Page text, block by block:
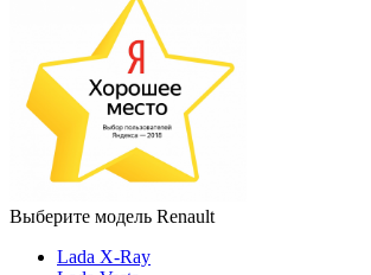
Выберите модель Renault
Lada X-Ray